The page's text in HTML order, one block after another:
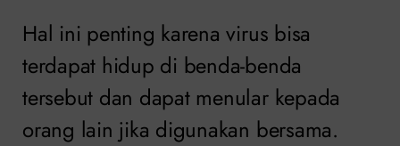
Hal ini penting karena virus bisa
terdapat hidup di benda-benda
tersebut dan dapat menular kepada
orang lain jika digunakan bersama.